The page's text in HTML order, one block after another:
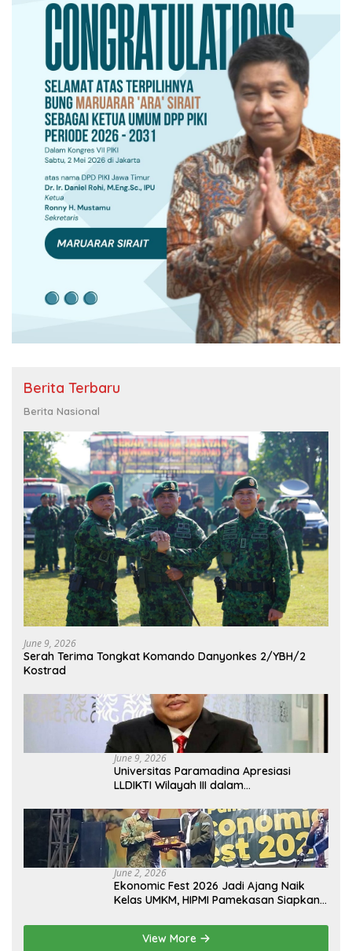
Berita Terbaru
Berita Nasional
June 9, 2026
Serah Terima Tongkat Komando Danyonkes 2/YBH/2
Kostrad
June 9, 2026
Universitas Paramadina Apresiasi
LLDIKTI Wilayah III dalam
Tinggi Swasta
June 2, 2026
Ekonomic Fest 2026 Jadi Ajang Naik
Kelas UMKM, HIPMI Pamekasan Siapkan
Pendampingan Usaha
View More